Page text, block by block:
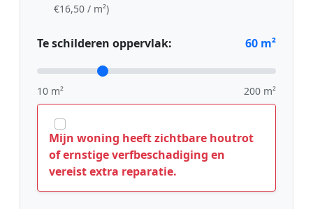
€16,50 / m²)
Te schilderen oppervlak: 60 m²
10 m² 200 m²
Mijn woning heeft zichtbare houtrot
of ernstige verfbeschadiging en
vereist extra reparatie.